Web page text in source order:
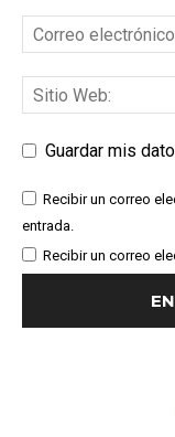
Guardar mis
Recibir un correo
entrada.
Recibir un correo